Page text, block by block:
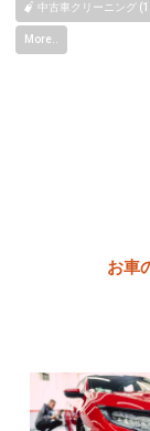
中古車クリーニング
More..
お車